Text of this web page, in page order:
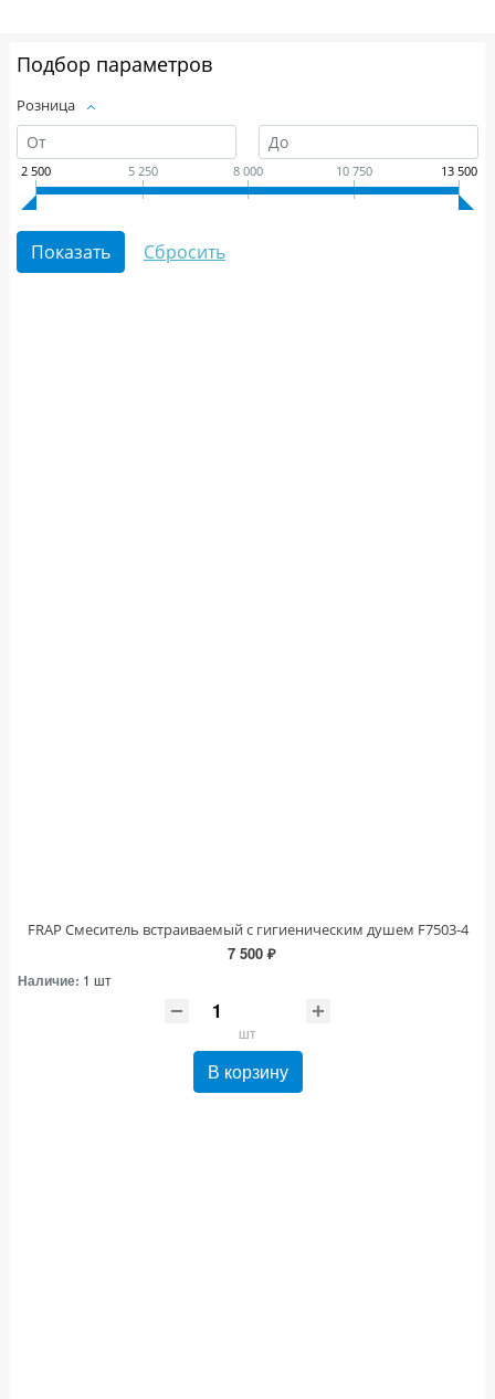
Подбор параметров
Розница
2 500 5 250 8 000 10 750 13 500
FRAP Смеситель встраиваемый с гигиеническим душем F7503-4
7 500 ₽
Наличие: 1 шт
шт
В корзину